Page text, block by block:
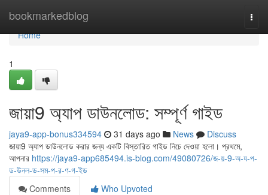
bookmarkedblog
Home
Home
1
জায়া9 অ্যাপ ডাউনলোড: সম্পূর্ণ গাইড
jaya9-app-bonus334594 31 days ago News
Discuss
জায়া9 অ্যাপ ডাউনলোড করার জন্য একটি বিস্তারিত গাইড নিচে দেওয়া হলো। প্রথমে,
আপনার https://jaya9-app685494.is-blog.com/49080726/জ-য়-9-অ-য-প-
ড-উনল-ড-সম-প-র-ণ-গ-ইড
Comments
Who Upvoted